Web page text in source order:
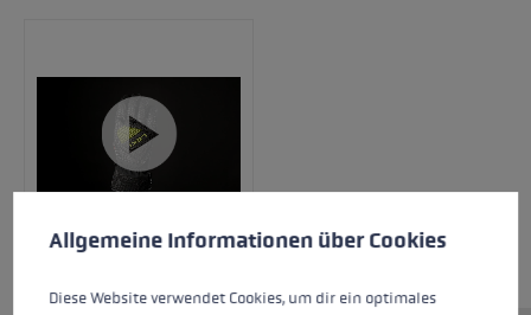
Preferenze per i cookie
This website uses cookies to give you the best possible experience.
Allgemeine Informationen über Cookies
Diese Website verwendet Cookies, um dir ein optimales